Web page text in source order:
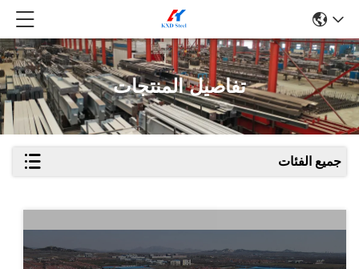
تفاصيل المنتجات
جميع الفئات